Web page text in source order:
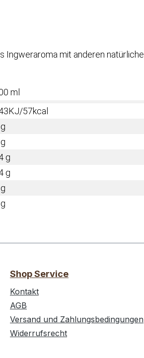
mit anderen
ml
57kcal
g
g
Shop Service
Kontakt
AGB
Versand und Zahlungsbedingungen
Widerrufsrecht